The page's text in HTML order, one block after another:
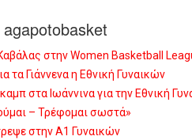
στην Women Basketball
τα Γιάννενα η Εθνική Γυναικών
στα Ιωάννινα για την Εθνική
– Τρέφομαι σωστά»
στην Α1 Γυναικών